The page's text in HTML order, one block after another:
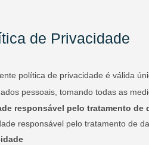
de Privacidade
política de privacidade é válida
pessoais, tomando todas as
responsável pelo tratamento de
responsável pelo tratamento de